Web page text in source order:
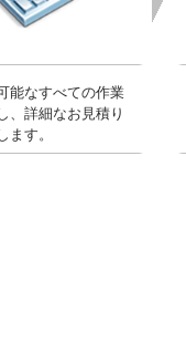
能なすべての作業
、詳細なお見積り
ます。